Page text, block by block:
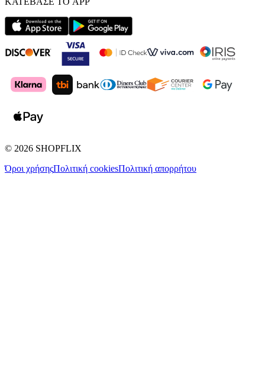
© 2026 SHOPFLIX
Όροι χρήσηςΠολιτική cookiesΠολιτική απορρήτου